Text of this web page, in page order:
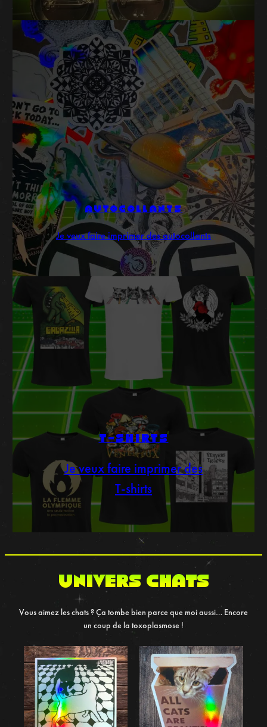
AUTOCOLLANTS
Je veux faire imprimer des autocollants
T-SHIRTS
Je veux faire imprimer des
T-shirts
UNIVERS chats
Vous aimez les chats ? Ça tombe bien parce que moi aussi… Encore
un coup de la toxoplasmose !